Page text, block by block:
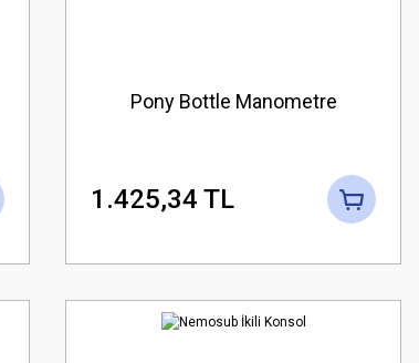
Pony Bottle Manometre
1.425,34 TL